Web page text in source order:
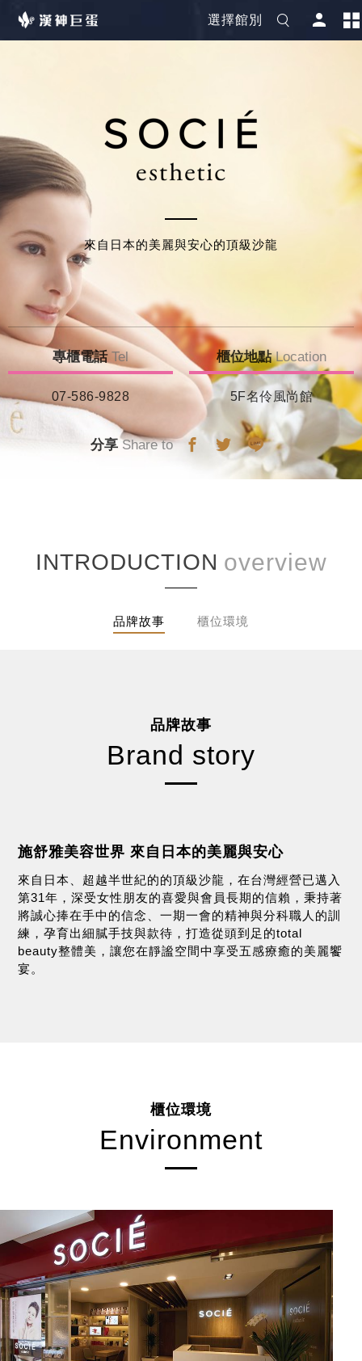
選擇館別
來自日本的美麗與安心的頂級沙龍
專櫃電話 Tel
07-586-9828
櫃位地點 Location
5F名伶風尚館
分享 Share to
INTRODUCTION
品牌故事 櫃位環境
品牌故事
Brand story
施舒雅美容世界 來自日本的美麗與安心
來自日本、超越半世紀的的頂級沙龍，在台灣經營已邁入
第31年，深受女性朋友的喜愛與會員長期的信賴，秉持著
將誠心捧在手中的信念、一期一會的精神與分科職人的訓
練，孕育出細膩手技與款待，打造從頭到足的total
beauty整體美，讓您在靜謐空間中享受五感療癒的美麗饗
宴。
櫃位環境
Environment